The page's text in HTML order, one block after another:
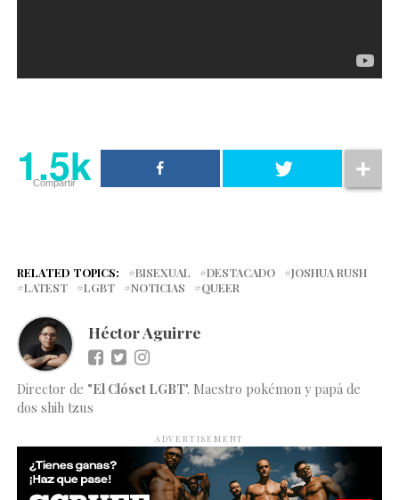
1.5k
Compartir
RELATED TOPICS: BISEXUAL DESTACADO
JOSHUA RUSH
LATEST
LGBT NOTICIAS QUEER
Héctor Aguirre
Director de "El Clóset LGBT". Maestro pokémon y papá de
dos shih tzus
ADVERTISEMENT